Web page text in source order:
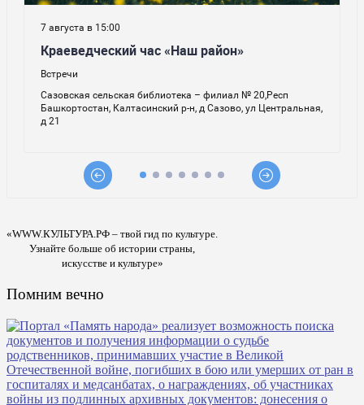
«WWW.КУЛЬТУРА.РФ – твой гид по культуре.
Узнайте больше об истории страны,
искусстве и культуре»
Помним вечно